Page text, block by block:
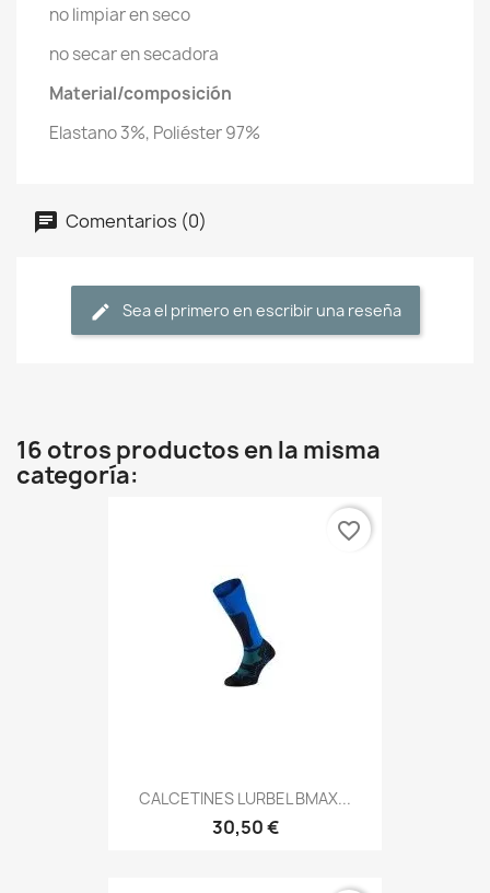
no limpiar en seco
no secar en secadora
Material/composición
Elastano 3%, Poliéster 97%
Comentarios (0)
Sea el primero en escribir una reseña
16 otros productos en la misma
categoría:
CALCETINES LURBEL BMAX...
30,50 €
favorite_border